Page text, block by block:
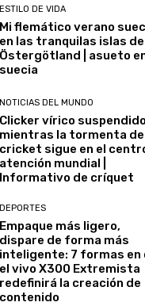
ESTILO DE VIDA
Mi flemático verano
en las tranquilas islas de
Östergötland | asueto
suecia
NOTICIAS DEL MUNDO
Clicker vírico suspendido
mientras la tormenta de
cricket sigue en el
atención mundial |
Informativo de críquet
DEPORTES
Empaque más ligero,
dispare de forma más
inteligente: 7 formas en
el vivo X300 Extremista
redefinirá la creación de
contenido